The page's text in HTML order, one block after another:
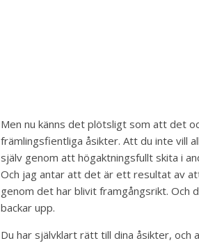
Men nu känns det plötsligt som att det
främlingsfientliga åsikter. Att du inte vill
själv genom att högaktningsfullt skita i
Och jag antar att det är ett resultat av
genom det har blivit framgångsrikt. Och
backar upp.
Du har självklart rätt till dina åsikter,